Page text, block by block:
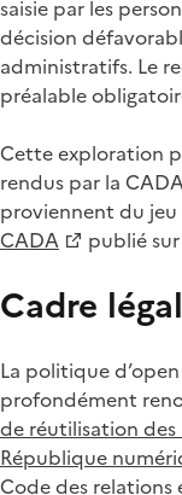
saisie par les
décision
administratifs. Le
préalable
Cette exploration
rendus par la
proviennent du
CADA
publié sur
Cadre légal
La politique
profondément
de réutilisation
République
Code des